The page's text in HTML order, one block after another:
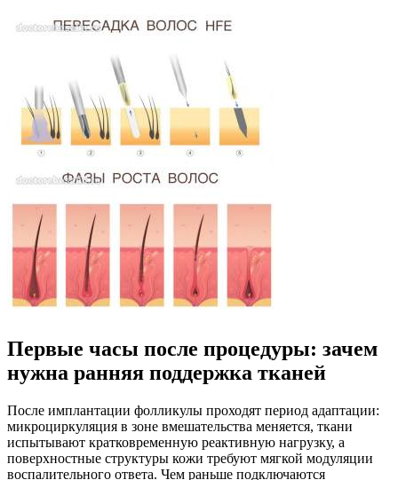
Первые часы после процедуры: зачем
нужна ранняя поддержка тканей
После имплантации фолликулы проходят период адаптации:
микроциркуляция в зоне вмешательства меняется, ткани
испытывают кратковременную реактивную нагрузку, а
поверхностные структуры кожи требуют мягкой модуляции
воспалительного ответа. Чем раньше подключаются